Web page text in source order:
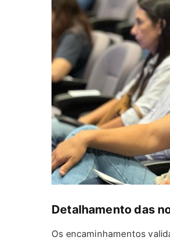
Detalhamento das
Os encaminhamentos